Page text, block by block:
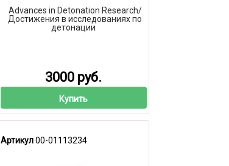
Advances in Detonation Research/
Достижения в исследованиях по
детонации
3000 руб.
Купить
Артикул00-01113234